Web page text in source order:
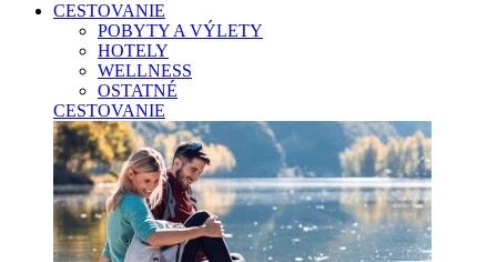
CESTOVANIE
POBYTY A VÝLETY
HOTELY
WELLNESS
OSTATNÉ
CESTOVANIE